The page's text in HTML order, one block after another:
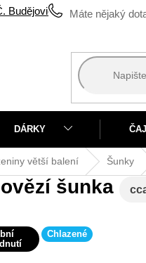
Budějovicích
DÁRKY
větší balení Šunky
šunka
Chlazené